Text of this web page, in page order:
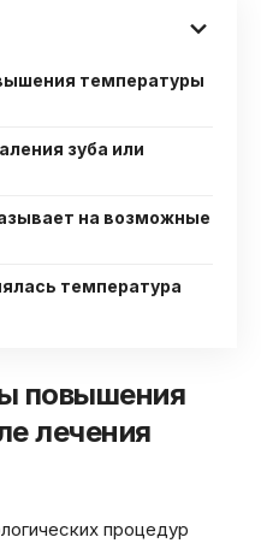
температуры
зуба или
на возможные
температура
повышения
лечения
процедур